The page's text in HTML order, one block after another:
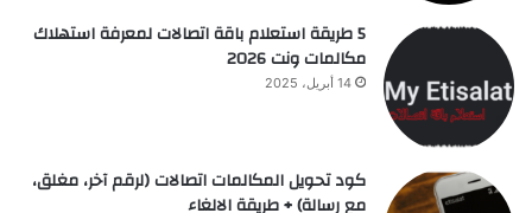
5 طريقة استعلام باقة اتصالات لمعرفة استهلاك
مكالمات ونت 2026
14 أبريل، 2025
كود تحويل المكالمات اتصالات (لرقم آخر، مغلق،
مع رسالة) + طريقة الالغاء